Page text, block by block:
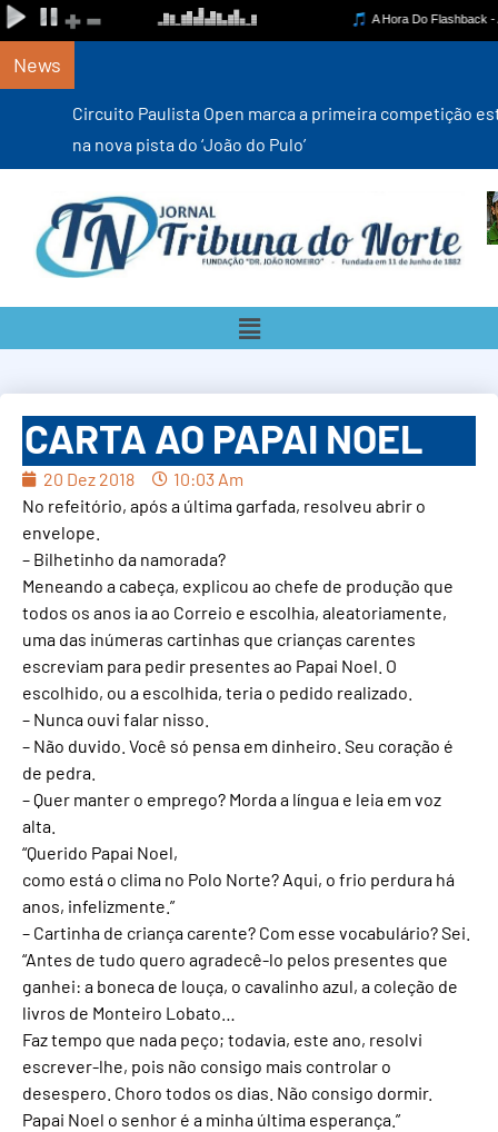
News
Circuito Paulista Open marca a primeira competição estadual
na nova pista do ‘João do Pulo’
CARTA AO PAPAI NOEL
20 Dez 2018
10:03 Am
No refeitório, após a última garfada, resolveu abrir o
envelope.
– Bilhetinho da namorada?
Meneando a cabeça, explicou ao chefe de produção que
todos os anos ia ao Correio e escolhia, aleatoriamente,
uma das inúmeras cartinhas que crianças carentes
escreviam para pedir presentes ao Papai Noel. O
escolhido, ou a escolhida, teria o pedido realizado.
– Nunca ouvi falar nisso.
– Não duvido. Você só pensa em dinheiro. Seu coração é
de pedra.
– Quer manter o emprego? Morda a língua e leia em voz
alta.
“Querido Papai Noel,
como está o clima no Polo Norte? Aqui, o frio perdura há
anos, infelizmente.”
– Cartinha de criança carente? Com esse vocabulário? Sei.
“Antes de tudo quero agradecê-lo pelos presentes que
ganhei: a boneca de louça, o cavalinho azul, a coleção de
livros de Monteiro Lobato…
Faz tempo que nada peço; todavia, este ano, resolvi
escrever-lhe, pois não consigo mais controlar o
desespero. Choro todos os dias. Não consigo dormir.
Papai Noel o senhor é a minha última esperança.”